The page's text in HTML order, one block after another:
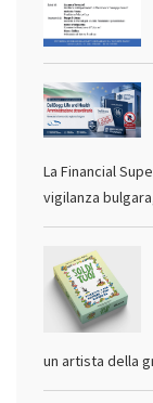
La Financial
vigilanza
un artista della